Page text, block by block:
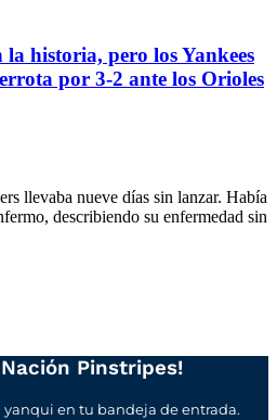
la historia, pero los Yankees
por 3-2 ante los Orioles
llevaba nueve días sin lanzar. Había
describiendo su enfermedad sin
Pinstripes!
en tu bandeja de entrada.